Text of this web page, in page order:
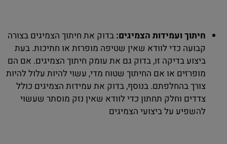
חיתוך ועמידות הצמיגים: בדוק את חיתוך הצמיגים בצורה
קבועה כדי לוודא שאין שטיפה מופרזת או חתיכות. בעת
ביצוע בדיקה זו, בדוק גם את עומק חיתוך הצמיגים. אם הם
מופרזים או אם החיתוך שטוח מדי, עשוי להיות עלול להיות
צורך בהחלפתם. בנוסף, בדוק את עמידות הצמיגים כולל
צדדים וחלק תחתון כדי לוודא שאין נזק מוסתר שעשוי
להשפיע על ביצועי הצמיגים